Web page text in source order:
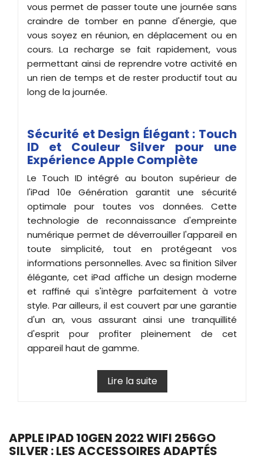
vous permet de passer toute une journée sans
craindre de tomber en panne d'énergie, que
vous soyez en réunion, en déplacement ou en
cours. La recharge se fait rapidement, vous
permettant ainsi de reprendre votre activité en
un rien de temps et de rester productif tout au
long de la journée.
Sécurité et Design Élégant : Touch
ID et Couleur Silver pour une
Expérience Apple Complète
Le Touch ID intégré au bouton supérieur de
l'iPad 10e Génération garantit une sécurité
optimale pour toutes vos données. Cette
technologie de reconnaissance d'empreinte
numérique permet de déverrouiller l'appareil en
toute simplicité, tout en protégeant vos
informations personnelles. Avec sa finition Silver
élégante, cet iPad affiche un design moderne
et raffiné qui s'intègre parfaitement à votre
style. Par ailleurs, il est couvert par une garantie
d'un an, vous assurant ainsi une tranquillité
d'esprit pour profiter pleinement de cet
appareil haut de gamme.
Lire la suite
APPLE IPAD 10GEN 2022 WIFI 256GO
SILVER : LES ACCESSOIRES ADAPTÉS